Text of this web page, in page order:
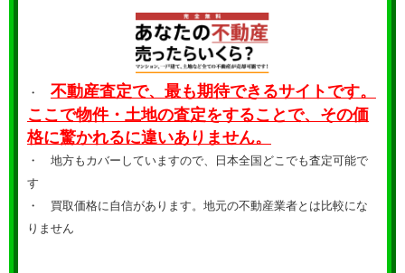
・ 不動産査定で、最も期待できるサイトです。
ここで物件・土地の査定をすることで、その価
格に驚かれるに違いありません。
・ 地方もカバーしていますので、日本全国どこでも査定可能で
す
・ 買取価格に自信があります。地元の不動産業者とは比較にな
りません